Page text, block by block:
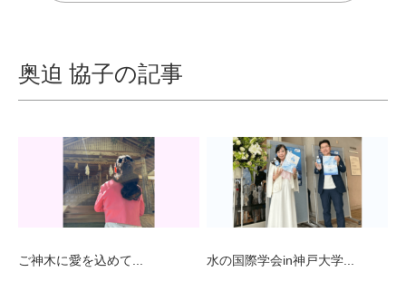
奥迫 協子の記事
ご神木に愛を込めて... 水の国際学会in神戸大学...